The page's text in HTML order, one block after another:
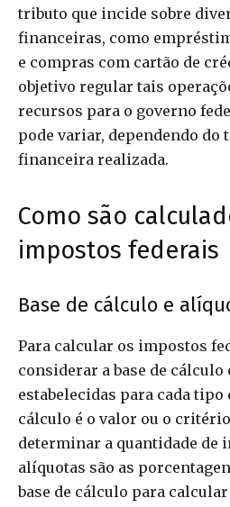
tributo que incide sobre
financeiras, como
e compras com cartão de
objetivo regular tais
recursos para o governo
pode variar, dependendo do
financeira realizada.
Como são
impostos federais
Base de cálculo e
Para calcular os impostos
considerar a base de cálculo
estabelecidas para cada tipo
cálculo é o valor ou o
determinar a quantidade de
alíquotas são as
base de cálculo para